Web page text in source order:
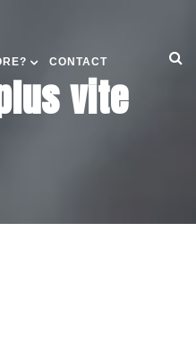
CONTACT
vite